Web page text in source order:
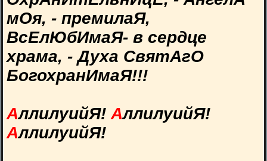
мОя, - премилаЯ,
ВсЕлЮбИмаЯ- в сердце
храма, - Духа СвятАгО
БогохранИмаЯ!!!
АллилуийЯ! АллилуийЯ!
АллилуийЯ!